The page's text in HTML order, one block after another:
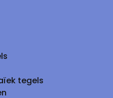
tegels